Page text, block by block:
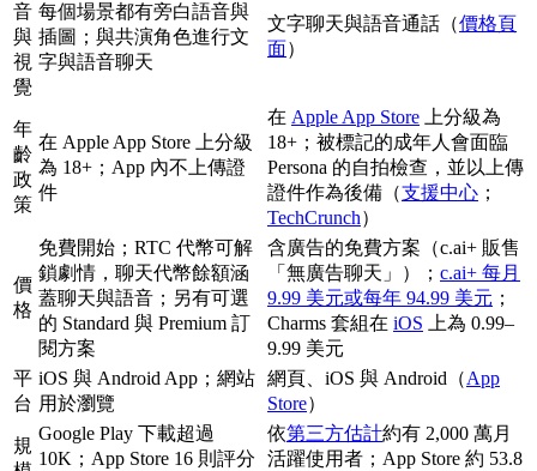
音
與
視
覺
每個場景都有旁白語音與
插圖；與共演角色進行文
字與語音聊天
文字聊天與語音通話（價格頁
面）
年
齡
政
策
在 Apple App Store 上分級
為 18+；App 內不上傳證
件
在 Apple App Store 上分級為
18+；被標記的成年人會面臨
Persona 的自拍檢查，並以上傳
證件作為後備（支援中心 ；
TechCrunch）
價
格
免費開始；RTC 代幣可解
鎖劇情，聊天代幣餘額涵
蓋聊天與語音；另有可選
的 Standard 與 Premium 訂
閱方案
含廣告的免費方案（c.ai+ 販售
「無廣告聊天」）； c.ai+ 每月
9.99 美元或每年 94.99 美元 ；
Charms 套組在 iOS 上為 0.99–
9.99 美元
平
台
iOS 與 Android App；網站
用於瀏覽
網頁、iOS 與 Android（App
Store）
規
Google Play 下載超過
10K；App Store 16 則評分
依第三方估計約有 2,000 萬月
活躍使用者；App Store 約 53.8